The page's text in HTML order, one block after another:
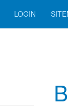
LOGIN